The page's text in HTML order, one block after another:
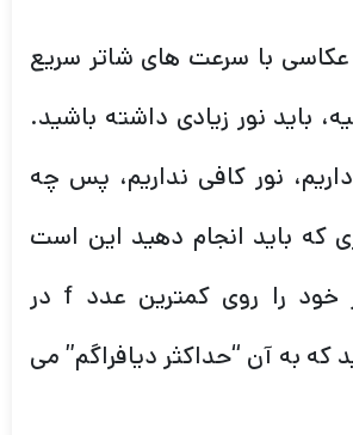
عکاسی با سرعت های شاتر سریع
1/200 ثانیه، باید نور زیادی داشته باشید.
نور کافی نداریم، پس چه
که باید انجام دهید این است
که دیافراگم لنز خود را روی کمترین عدد f در
که به آن “حداکثر دیافراگم” می